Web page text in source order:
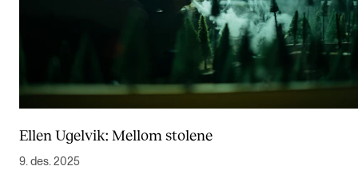
Ellen Ugelvik: Mellom stolene
9. des. 2025